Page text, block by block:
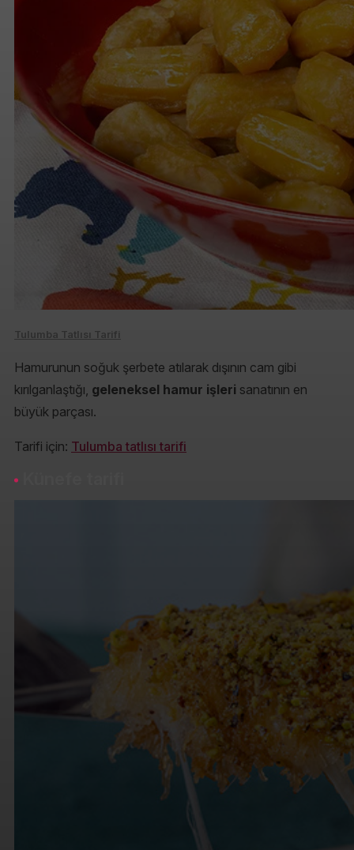
Tulumba Tatlısı Tarifi
Hamurunun soğuk şerbete atılarak dışının cam gibi
kırılganlaştığı, geleneksel hamur işleri sanatının en
büyük parçası.
Tarifi için: Tulumba tatlısı tarifi